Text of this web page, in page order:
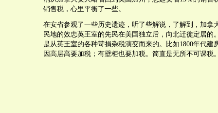
销售税，心里平衡了一些。
在安省参观了一些历史遗迹，听了些解说，了解到，加拿
民地的效忠英王室的先民在美国独立后，向北迁徙定居的
是从英王室的各种苛捐杂税演变而来的。比如1800年代建
因高层高要加税；有壁柜也要加税。简直是无所不可课税